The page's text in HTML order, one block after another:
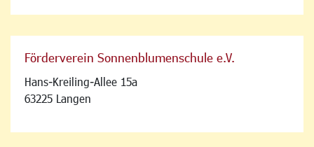
Förderverein Sonnenblumenschule e.V.
Hans-Kreiling-Allee 15a
63225 Langen